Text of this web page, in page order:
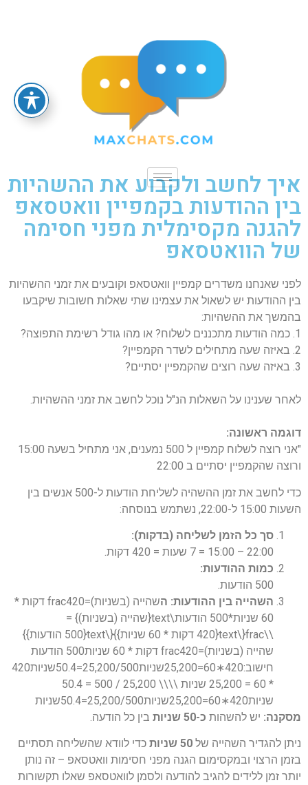
איך לחשב ולקבוע את ההשהיות
בין ההודעות בקמפיין וואטסאפ
להגנה מקסימלית מפני חסימה
של הוואטסאפ
לפני שאנחנו משדרים קמפיין וואטסאפ וקובעים את זמני ההשהיות
בין ההודעות יש לשאול את עצמינו שתי שאלות חשובות שיקבעו
בהמשך את ההשהיות:
1. כמה הודעות מתכננים לשלוח? או מהו גודל רשימת התפוצה?
2. באיזה שעה מתחילים לשדר הקמפיין?
3. באיזה שעה רוצים שהקמפיין יסתיים?
לאחר שענינו על השאלות הנ"ל נוכל לחשב את זמני ההשהיות.
דוגמה ראשונה:
"אני רוצה לשלוח קמפיין ל 500 נמענים, אני מתחיל בשעה 15:00
ורוצה שהקמפיין יסתיים ב 22:00
כדי לחשב את זמן ההשהיה לשליחת הודעות ל-500 אנשים בין
השעות 15:00 ל-22:00, נשתמש בנוסחה:
סך כל הזמן לשליחה (בדקות):
22:00 – 15:00 = 7 שעות = 420 דקות.
כמות ההודעות:
500 הודעות.
השהייה בין ההודעות: ה
שהייה (בשניות)=frac420 דקות *
60 שניות*500 הודעות\text{שהייה (בשניות)} =
\\frac{\text{420 דקות * 60 שניות}}{\text{500 הודעות}}
שהייה (בשניות)=frac420 דקות * 60 שניות500 הודעות
חישוב:420∗60=25,200שניות25,200/500=50.4שניות420
* 60 = 25,200 שניות \\\\ 25,200 / 500 = 50.4
שניות420∗60=25,200שניות25,200/500=50.4שניות
מסקנה: יש להשהות כ-50 שניות בין כל הודעה.
ניתן להגדיר השהייה של 50 שניות
כדי לוודא שהשליחה תסתיים
בזמן הרצוי ובמקסימום הגנה מפני חסימות וואטסאפ – זה נותן
יותר זמן ללידים להגיב להודעה ולסמן לוואטסאפ שאלו תקשורות